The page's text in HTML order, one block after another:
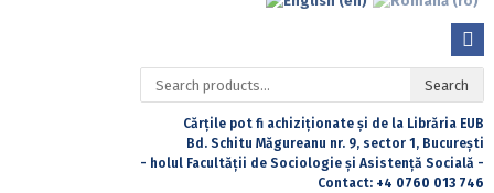
Search
for:
Search
Cărțile pot fi achiziționate și de la Librăria EUB
Bd. Schitu Măgureanu nr. 9, sector 1, București
- holul Facultății de Sociologie și Asistență Socială -
Contact: +4 0760 013 746